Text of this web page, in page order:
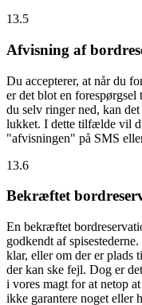
13.5
Afvisning af
Du accepterer, at når du
er det blot en forespørgsel
du selv ringer ned, kan
lukket. I dette tilfælde vil
"afvisningen" på SMS
13.6
Bekræftet
En bekræftet
godkendt af
klar, eller om der er plads
der kan ske fejl. Dog er
i vores magt for at netop
ikke garantere noget eller